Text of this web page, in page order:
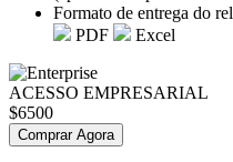
Formato de entrega do
PDF
Excel
ACESSO EMPRESARIAL
$6500
Comprar Agora